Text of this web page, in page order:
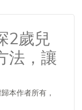
2歲兒
法，讓
本作者所有，